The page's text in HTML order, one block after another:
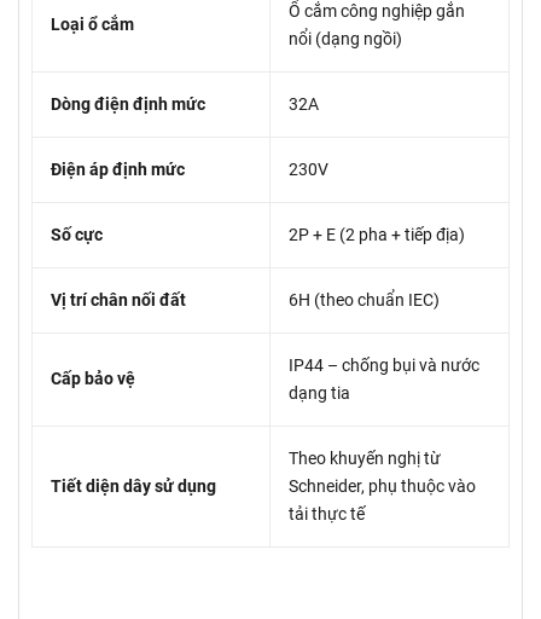
Loại ổ cắm
Ổ cắm công nghiệp gắn
nổi (dạng ngồi)
Dòng điện định mức 32A
Điện áp định mức 230V
Số cực 2P + E (2 pha + tiếp địa)
Vị trí chân nối đất 6H (theo chuẩn IEC)
Cấp bảo vệ
IP44 – chống bụi và nước
dạng tia
Tiết diện dây sử dụng
Theo khuyến nghị từ
Schneider, phụ thuộc vào
tải thực tế